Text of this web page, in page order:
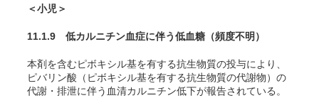
＜小児＞
11.1.9 低カルニチン血症に伴う低血糖 （頻度不明）
本剤を含むピボキシル基を有する抗生物質の投与により、
ピバリン酸（ピボキシル基を有する抗生物質の代謝物）の
代謝・排泄に伴う血清カルニチン低下が報告されている。